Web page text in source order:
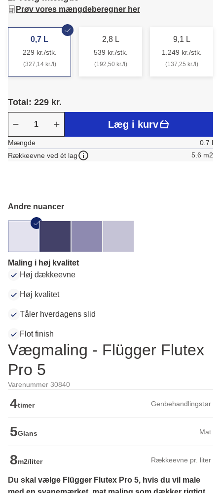
Prøv vores mængdeberegner her
0,7 L
229 kr./stk.
(327,14 kr./l)
2,8 L
539 kr./stk.
(192,50 kr./l)
9,1 L
1.249 kr./stk.
(137,25 kr./l)
Total: 229 kr.
Læg i kurv
Mængde
0.7 l
Rækkeevne ved ét lag
5.6 m2
Andre nuancer
Maling i høj kvalitet
Høj dækkeevne
Høj kvalitet
Tåler hverdagens slid
Flot finish
Vægmaling - Flügger Flutex
Pro 5
Varenummer 30840
4timer Genbehandlingstør
5Glans Mat
8m2/liter Rækkeevne pr. liter
Du skal vælge Flügger Flutex Pro 5, hvis du vil male